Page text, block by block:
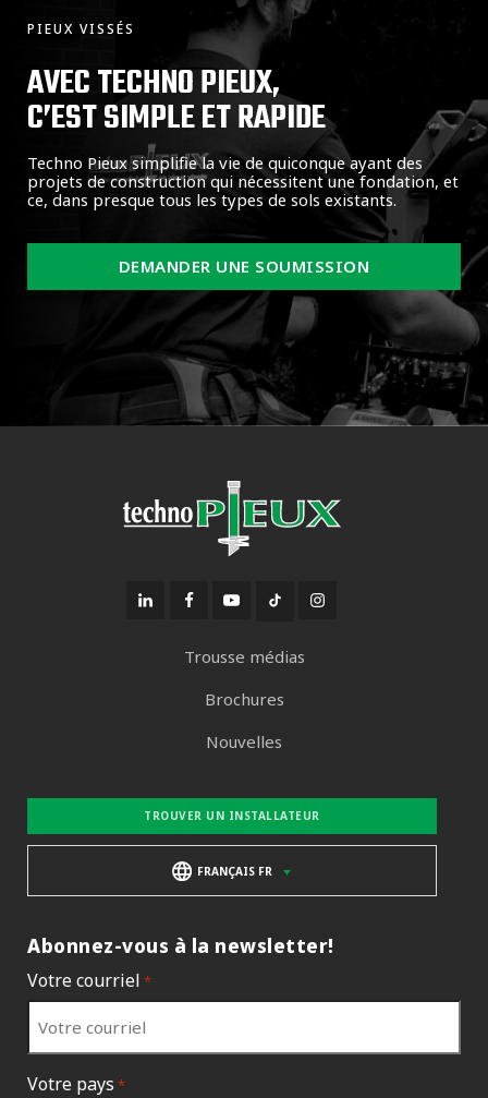
PIEUX VISSÉS
AVEC TECHNO PIEUX,
C’EST SIMPLE ET RAPIDE
Techno Pieux simplifie la vie de quiconque ayant des
projets de construction qui nécessitent une fondation, et
ce, dans presque tous les types de sols existants.
DEMANDER UNE SOUMISSION
Trousse médias
Brochures
Nouvelles
TROUVER UN INSTALLATEUR
FRANÇAIS FR
Abonnez-vous à la newsletter!
Votre courriel *
Votre pays *